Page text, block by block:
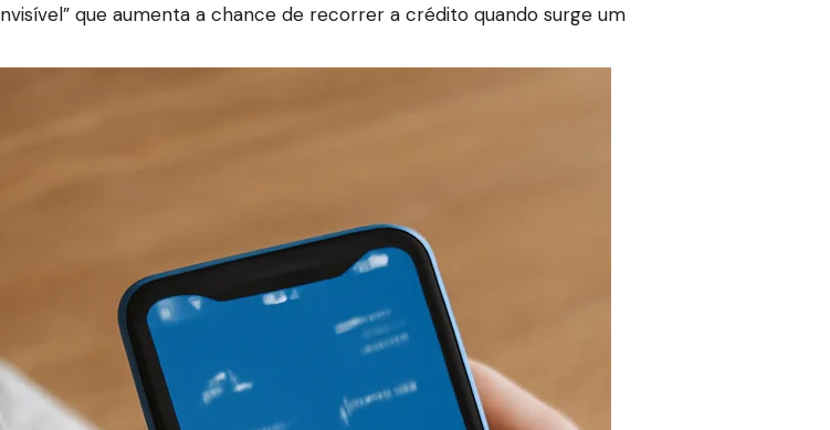
que aumenta a chance de recorrer a crédito quando surge um